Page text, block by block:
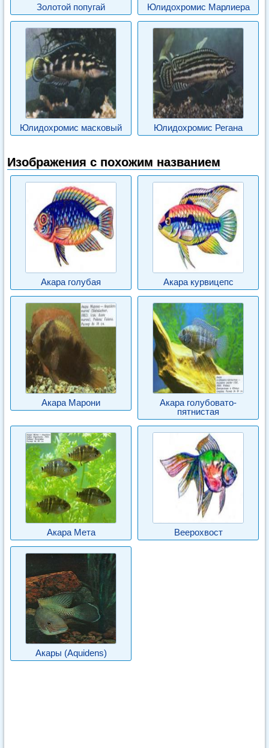
Золотой попугай Юлидохромис Марлиера
Юлидохромис масковый Юлидохромис Регана
Изображения с похожим названием
Акара голубая Акара курвицепс
Акара Марони
Акара голубовато-
пятнистая
Акара Мета Веерохвост
Акары (Aquidens)